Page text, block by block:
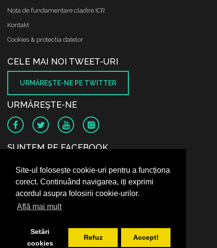
Site-ul folosește cookie-uri pentru a funcționa
corect. Continuând navigarea, iți exprimi
acordul asupra folosirii cookie-urilor.
Află mai mult
Setări
cookies
Refuz Accept!
Nota de fundamentare cladire ICR
Kontakt
Cookies & protectia datelor
CELE MAI NOI TWEET-URI
URMĂREŞTE-NE PE TWITTER
URMĂREŞTE-NE
SUNTEM PE FACEBOOK